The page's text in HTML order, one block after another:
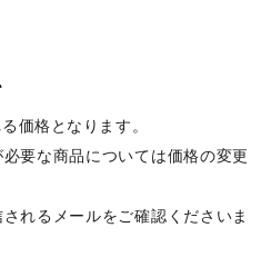
価格となります。
要な商品については価格の変更
れるメールをご確認くださいま